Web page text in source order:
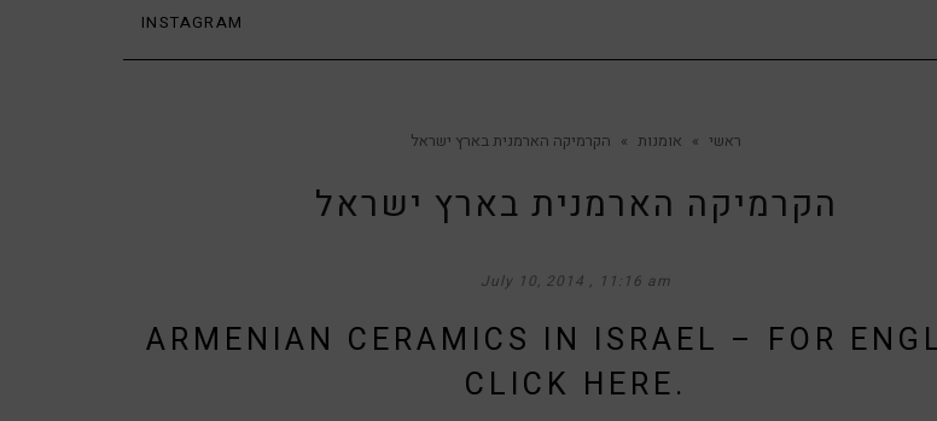
INSTAGRAM
ראשי » אומנות » הקרמיקה הארמנית בארץ ישראל
הקרמיקה הארמנית בארץ ישראל
July 10, 2014 11:16 am
ARMENIAN CERAMICS IN ISRAEL – FOR
CLICK HERE.